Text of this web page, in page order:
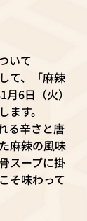
いて
て、「麻辣
6日（火）
す。
る辛さと唐
麻辣の風味
スープに掛
そ味わって